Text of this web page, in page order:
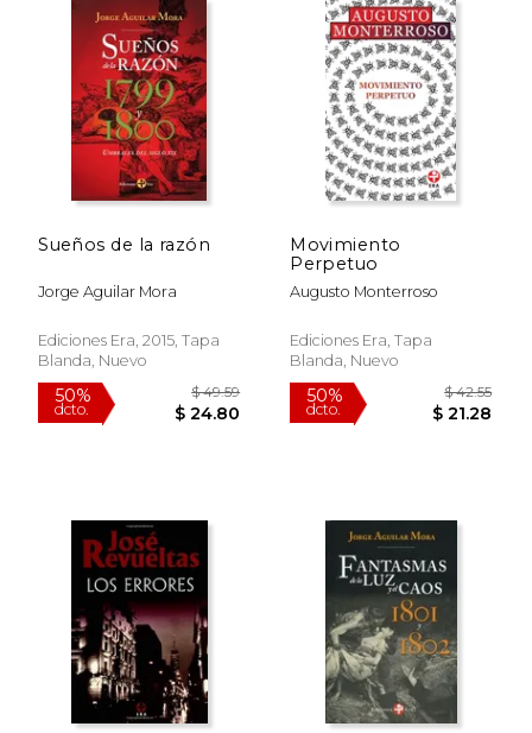
50%
dcto.
Sueños de la razón
Jorge Aguilar Mora
Ediciones Era, 2015, Tapa
Blanda, Nuevo
50%
$ 24.80
Movimiento
Perpetuo
Augusto Monterroso
Ediciones Era, Tapa
Blanda, Nuevo
50%
dcto.